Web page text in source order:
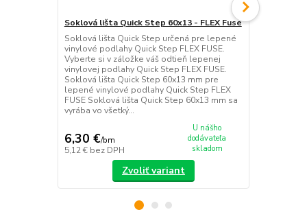
Soklová lišta Quick Step 60x13 - FLEX Fuse
Soklová lišta Quick Step určená pre lepené
vinylové podlahy Quick Step FLEX FUSE.
Vyberte si v záložke váš odtieň lepenej
vinylovej podlahy Quick Step FLEX FUSE.
Soklová lišta Quick Step 60x13 mm pre
lepené vinylové podlahy Quick Step FLEX
FUSE Soklová lišta Quick Step 60x13 mm sa
vyrába vo všetký...
6,30 €/bm
5,12 € bez DPH
U nášho
dodávateľa
skladom
Zvoliť variant